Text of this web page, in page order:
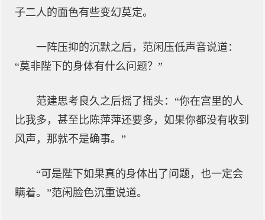
子二人的面色有些变幻莫定。
一阵压抑的沉默之后，范闲压低声音说道：
“莫非陛下的身体有什么问题？”
范建思考良久之后摇了摇头：“你在宫里的人
比我多，甚至比陈萍萍还要多，如果你都没有收到
风声，那就不是确事。”
“可是陛下如果真的身体出了问题，也一定会
瞒着。”范闲脸色沉重说道。